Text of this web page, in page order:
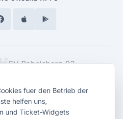
fuer den Betrieb der
helfen uns,
und Ticket-Widgets